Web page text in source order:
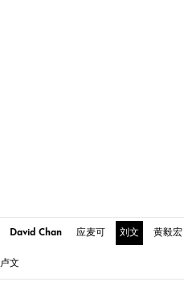
David Chan 应麦可 刘文 黄毅宏
卢文